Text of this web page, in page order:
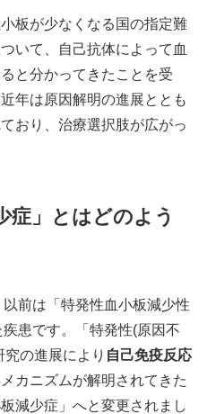
板が少なくなる国の指定難
いて、自己抗体によって血
と分かってきたことを受
年は原因解明の進展ととも
おり、治療選択肢が広がっ
症」とはどのよう
前は「特発性血小板減少性
患です。「特発性(原因不
の進展により 自己免疫反応
メカニズムが解明されてきた
減少症」へと変更されまし